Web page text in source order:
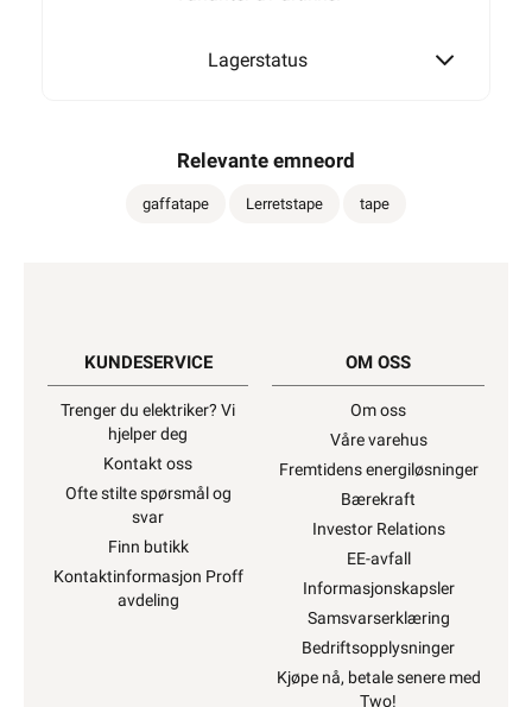
Lagerstatus
Relevante emneord
gaffatape Lerretstape tape
KUNDESERVICE
Trenger du elektriker? Vi
hjelper deg
Kontakt oss
Ofte stilte spørsmål og
svar
Finn butikk
Kontaktinformasjon Proff
avdeling
OM OSS
Om oss
Våre varehus
Fremtidens energiløsninger
Bærekraft
Investor Relations
EE-avfall
Informasjonskapsler
Samsvarserklæring
Bedriftsopplysninger
Kjøpe nå, betale senere med
Two!